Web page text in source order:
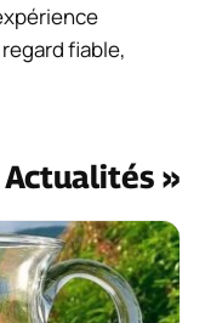
fiable,
»